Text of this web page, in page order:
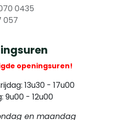
0435
057
openingsuren!
13u30 - 17u00
9u00 - 12u00
en maandag